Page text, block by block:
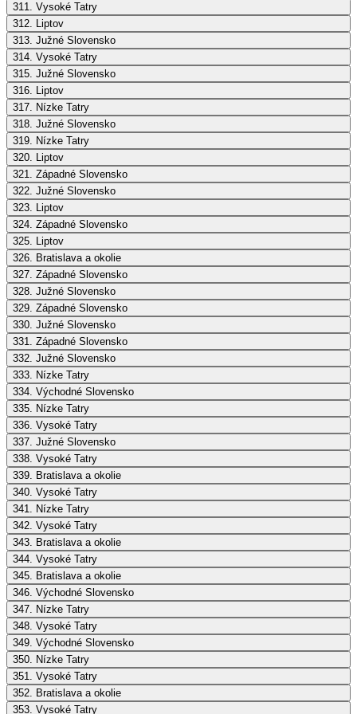
311. Vysoké Tatry
312. Liptov
313. Južné Slovensko
314. Vysoké Tatry
315. Južné Slovensko
316. Liptov
317. Nízke Tatry
318. Južné Slovensko
319. Nízke Tatry
320. Liptov
321. Západné Slovensko
322. Južné Slovensko
323. Liptov
324. Západné Slovensko
325. Liptov
326. Bratislava a okolie
327. Západné Slovensko
328. Južné Slovensko
329. Západné Slovensko
330. Južné Slovensko
331. Západné Slovensko
332. Južné Slovensko
333. Nízke Tatry
334. Východné Slovensko
335. Nízke Tatry
336. Vysoké Tatry
337. Južné Slovensko
338. Vysoké Tatry
339. Bratislava a okolie
340. Vysoké Tatry
341. Nízke Tatry
342. Vysoké Tatry
343. Bratislava a okolie
344. Vysoké Tatry
345. Bratislava a okolie
346. Východné Slovensko
347. Nízke Tatry
348. Vysoké Tatry
349. Východné Slovensko
350. Nízke Tatry
351. Vysoké Tatry
352. Bratislava a okolie
353. Vysoké Tatry